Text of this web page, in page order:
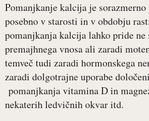
Pomanjkanje kalcija je sorazmerno
posebno v starosti in v obdobju
pomanjkanja kalcija lahko pride ne
premajhnega vnosa ali zaradi
temveč tudi zaradi hormonskega
zaradi dolgotrajne uporabe
pomanjkanja vitamina D in
nekaterih ledvičnih okvar itd.